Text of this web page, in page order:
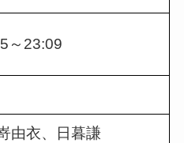
～23:09
由衣、日暮謙